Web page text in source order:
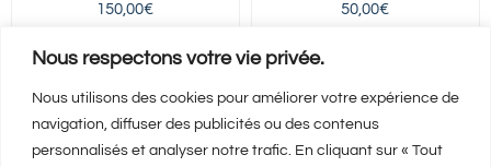
Nous respectons votre vie privée.
Nous utilisons des cookies pour améliorer votre expérience de
navigation, diffuser des publicités ou des contenus
personnalisés et analyser notre trafic. En cliquant sur « Tout
150,00€
FRANCE entière
Ajouter au panier
Détails
50,00€
Ajouter au panier
Détails